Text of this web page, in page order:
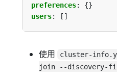
preferences:
{}
users: []
使用 cluster-
join --discovery-